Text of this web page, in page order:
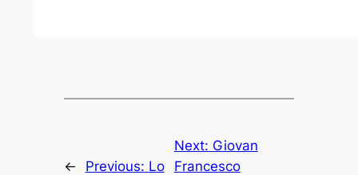
← Previous: Lo
Next: Giovan
Francesco